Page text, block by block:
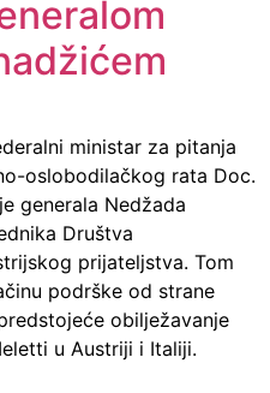
ministar za pitanja
oslobodilačkog rata Doc.
generala Nedžada
Društva
prijateljstva. Tom
podrške od strane
obilježavanje
u Austriji i Italiji.